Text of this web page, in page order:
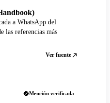
a WhatsApp del
las referencias más
Ver fuente
Mención verificada